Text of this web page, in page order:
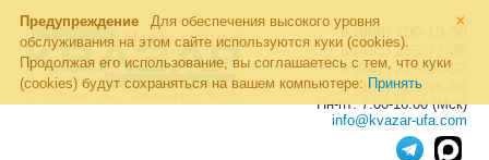
×
Предупреждение
Для обеспечения высокого уровня
обслуживания на этом сайте используются куки (cookies).
Продолжая его использование, вы соглашаетесь с тем, что куки
(cookies) будут сохраняться на вашем компьютере: Принять
8 (800) 700-19-50
8 (495) 255-77-08
8 (347) 225-00-52
8 (986) 963-95-80
Пн-пт: 7.00-16.00 (Мск)
info@kvazar-ufa.com